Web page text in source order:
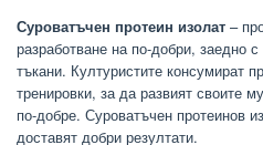
Суроватъчен протеин изолат –
разработване на по-добри, заедно
тъкани. Културистите консумират
тренировки, за да развият своите
по-добре. Суроватъчен протеинов
доставят добри резултати.